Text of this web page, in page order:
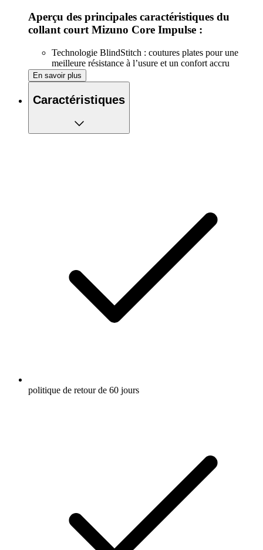
Aperçu des principales caractéristiques du
collant court Mizuno Core Impulse :
Technologie BlindStitch : coutures plates pour une
meilleure résistance à l’usure et un confort accru
Une poche arrière zippée pour ranger vos petits objets
essentiels.
Ceinture élastique pour plus de confort et un ajustement
personnalisé
En savoir plus
Caractéristiques
politique de retour de 60 jours